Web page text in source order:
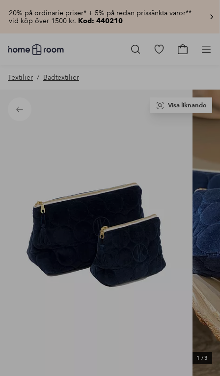
20% på ordinarie priser* + 5% på redan prissänkta varor**
vid köp över 1500 kr. Kod: 440210
Homeroom
–
hemmet
pris
Gå
Gå
Textilier Badtextilier
Tillbaka
1 /3
Visa liknande